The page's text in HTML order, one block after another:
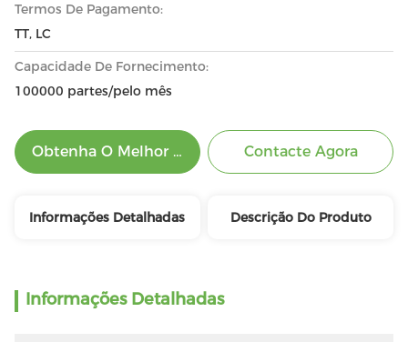
Termos De Pagamento:
TT, LC
Capacidade De Fornecimento:
100000 partes/pelo mês
Obtenha O Melhor Preço Contacte Agora
Informações Detalhadas Descrição Do Produto
Informações Detalhadas